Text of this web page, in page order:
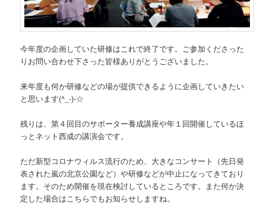
今年度の企画していた研修はこれで終了です。ご参加くださった
りお問い合わせ下さった皆様ありがとうございました。
来年度も何か研修などの場が提供できるように企画していきたい
と思います(^_-)-☆
残りは、第４回目のサポーター養成講座や年１回開催しているほ
っとネット西成の講演会です。
ただ新型コロナウィルス流行のため、大きなコンサート（先日発
表された嵐の北京公園など）や研修などが中止になってきており
ます。そのため開催を現在検討しているところです。また何か決
定した場合はこちらでもお知らせしますね。